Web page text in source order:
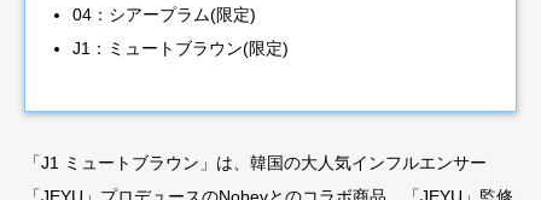
04：シアープラム(限定)
J1：ミュートブラウン(限定)
「J1 ミュートブラウン」は、韓国の大人気インフルエンサー